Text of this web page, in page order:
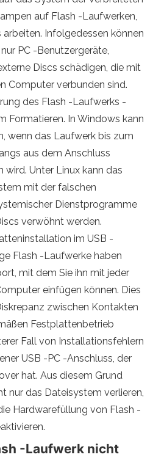
auf Flash -Laufwerken,
arbeiten. Infolgedessen können
PC -Benutzergeräte,
Discs schädigen, die mit
Computer verbunden sind.
des Flash -Laufwerks -
Formatieren. In Windows kann
wenn das Laufwerk bis zum
aus dem Anschluss
wird. Unter Linux kann das
mit der falschen
Dienstprogramme
verwöhnt werden.
im USB -
Flash -Laufwerke haben
mit dem Sie ihn mit jeder
einfügen können. Dies
zwischen Kontakten
Festplattenbetrieb
Fall von Installationsfehlern
USB -PC -Anschluss, der
hat. Aus diesem Grund
nur das Dateisystem verlieren,
Hardwarefüllung von Flash -
-Laufwerk nicht